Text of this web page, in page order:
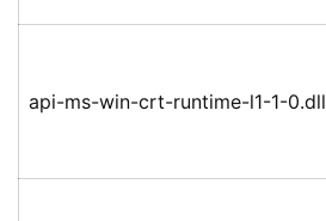
api-ms-win-crt-runtime-l1-1-0.dll